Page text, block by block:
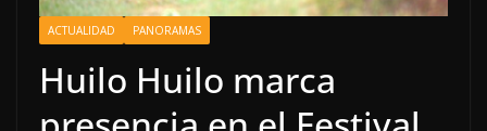
ACTUALIDAD PANORAMAS
Huilo Huilo marca